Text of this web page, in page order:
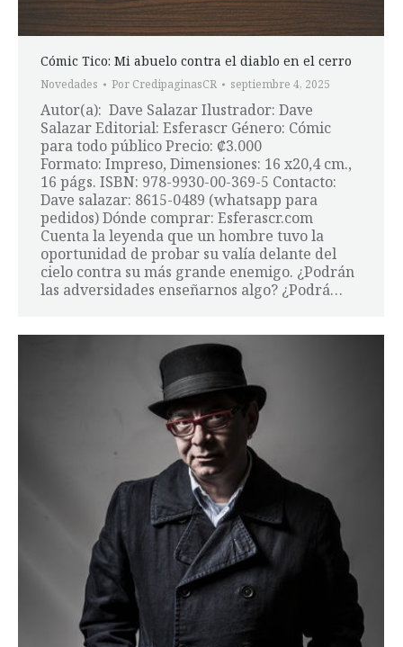
Cómic Tico: Mi abuelo contra el diablo en el cerro
Novedades Por CredipaginasCR septiembre 4, 2025
Autor(a): Dave Salazar Ilustrador: Dave
Salazar Editorial: Esferascr Género: Cómic
para todo público Precio: ₡3.000
Formato: Impreso, Dimensiones: 16 x20,4 cm.,
16 págs. ISBN: 978-9930-00-369-5 Contacto:
Dave salazar: 8615-0489 (whatsapp para
pedidos) Dónde comprar: Esferascr.com
Cuenta la leyenda que un hombre tuvo la
oportunidad de probar su valía delante del
cielo contra su más grande enemigo. ¿Podrán
las adversidades enseñarnos algo? ¿Podrá…